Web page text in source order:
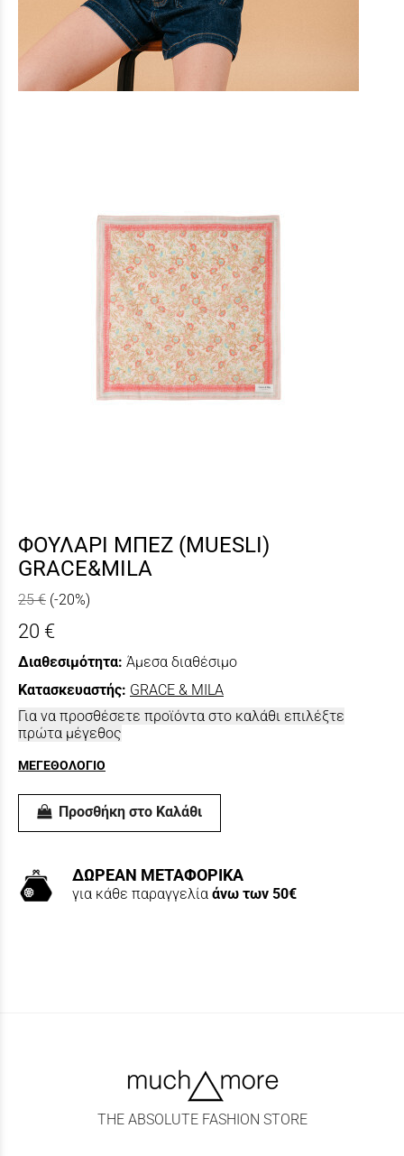
ΦΟΥΛΑΡΙ ΜΠΕΖ (MUESLI)
GRACE&MILA
25 € (-20%)
20 €
Διαθεσιμότητα: Άμεσα διαθέσιμο
Κατασκευαστής: GRACE & MILA
Για να προσθέσετε προϊόντα στο καλάθι επιλέξτε
πρώτα μέγεθος
ΜΕΓΕΘΟΛΟΓΙΟ
Προσθήκη στο Καλάθι
ΔΩΡΕΑΝ ΜΕΤΑΦΟΡΙΚΑ
για κάθε παραγγελία άνω των 50€
THE ABSOLUTE FASHION STORE